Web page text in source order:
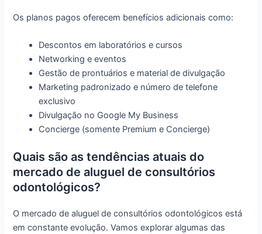
Os planos pagos oferecem benefícios adicionais como:
Descontos em laboratórios e cursos
Networking e eventos
Gestão de prontuários e material de divulgação
Marketing padronizado e número de telefone
exclusivo
Divulgação no Google My Business
Concierge (somente Premium e Concierge)
Quais são as tendências atuais do
mercado de aluguel de consultórios
odontológicos?
O mercado de aluguel de consultórios odontológicos está
em constante evolução. Vamos explorar algumas das